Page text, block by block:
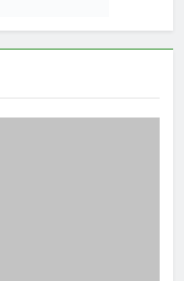
डीडी नगर में समर कैंप का
लीग: वार्ड क्रमांक 19, 22, 45,